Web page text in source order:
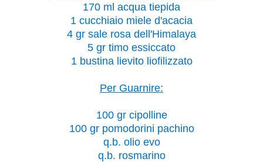
170 ml acqua tiepida
1 cucchiaio miele d'acacia
4 gr sale rosa dell'Himalaya
5 gr timo essiccato
1 bustina lievito liofilizzato
Per Guarnire:
100 gr cipolline
100 gr pomodorini pachino
q.b. olio evo
q.b. rosmarino